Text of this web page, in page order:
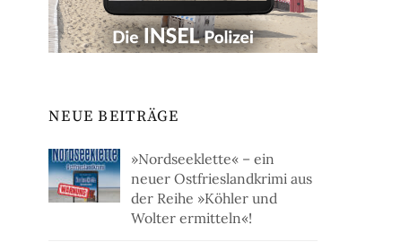
NEUE BEITRÄGE
»Nordseeklette« – ein
neuer Ostfrieslandkrimi aus
der Reihe »Köhler und
Wolter ermitteln«!